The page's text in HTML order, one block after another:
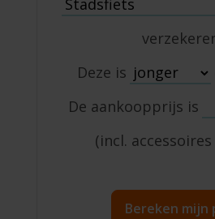
Deze is
De aankoopprijs is
(incl.
Bereken mijn